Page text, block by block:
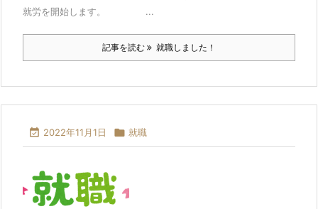
就労を開始します。 ...
記事を読む 就職しました！
 2022年11月1日  就職